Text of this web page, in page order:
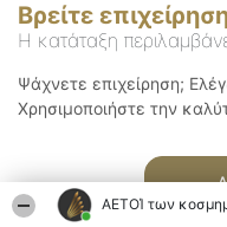
ΑΕΤΟΊ των
Βρείτε
Η κατάταξη
Ψάχνετε επιχείρηση;
Χρησιμοποιήστε την